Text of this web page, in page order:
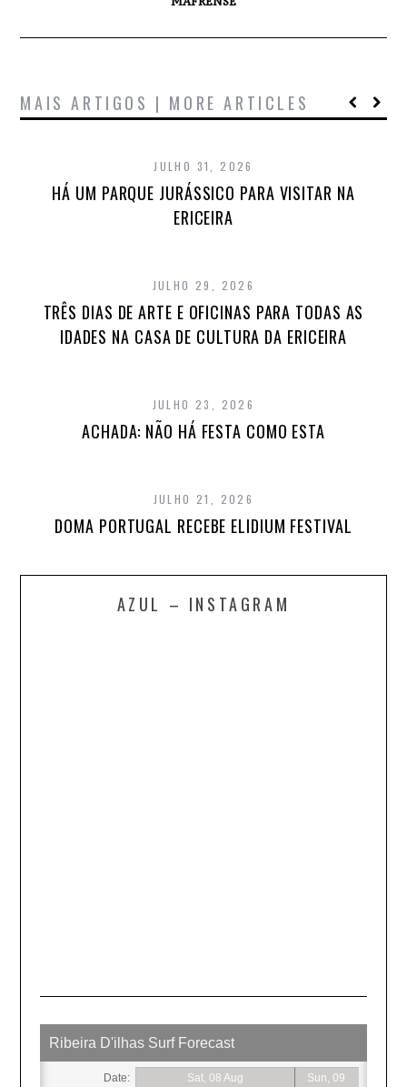
MAIS ARTIGOS | MORE ARTICLES
JULHO 31, 2026
HÁ UM PARQUE JURÁSSICO PARA VISITAR NA
ERICEIRA
JULHO 29, 2026
TRÊS DIAS DE ARTE E OFICINAS PARA TODAS AS
IDADES NA CASA DE CULTURA DA ERICEIRA
JULHO 23, 2026
ACHADA: NÃO HÁ FESTA COMO ESTA
JULHO 21, 2026
DOMA PORTUGAL RECEBE ELIDIUM FESTIVAL
AZUL – INSTAGRAM